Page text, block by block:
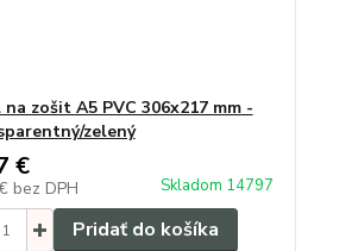
zošit A5 PVC 306x217 mm -
zelený
€
bez DPH Skladom 14797
Pridať do košíka